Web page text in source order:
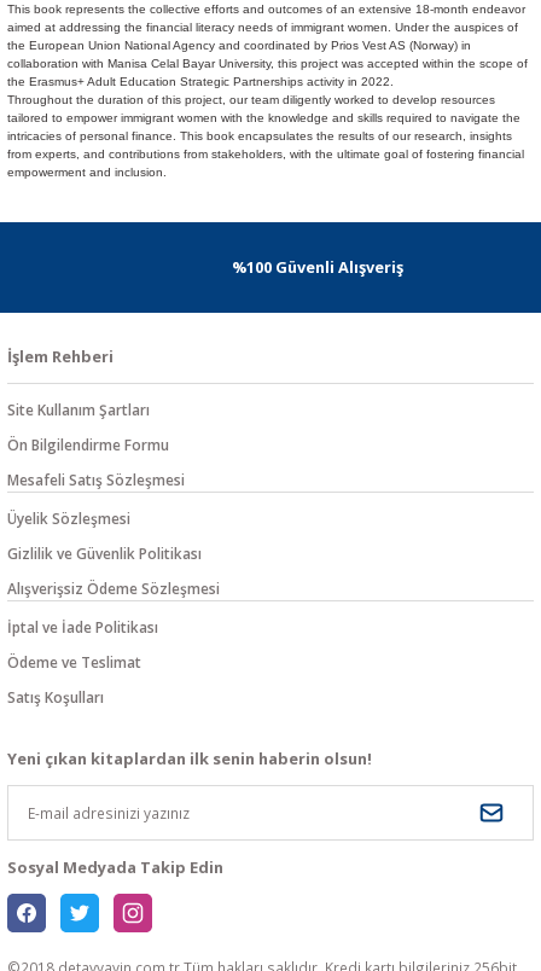
This book represents the collective efforts and outcomes of an extensive 18-month endeavor
aimed at addressing the financial literacy needs of immigrant women. Under the auspices of
the European Union National Agency and coordinated by Prios Vest AS (Norway) in
collaboration with Manisa Celal Bayar University, this project was accepted within the scope of
the Erasmus+ Adult Education Strategic Partnerships activity in 2022.
Throughout the duration of this project, our team diligently worked to develop resources
tailored to empower immigrant women with the knowledge and skills required to navigate the
intricacies of personal finance. This book encapsulates the results of our research, insights
from experts, and contributions from stakeholders, with the ultimate goal of fostering financial
empowerment and inclusion.
%100 Güvenli Alışveriş
İşlem Rehberi
Site Kullanım Şartları
Ön Bilgilendirme Formu
Mesafeli Satış Sözleşmesi
Üyelik Sözleşmesi
Gizlilik ve Güvenlik Politikası
Alışverişsiz Ödeme Sözleşmesi
İptal ve İade Politikası
Ödeme ve Teslimat
Satış Koşulları
Yeni çıkan kitaplardan ilk senin haberin olsun!
Sosyal Medyada Takip Edin